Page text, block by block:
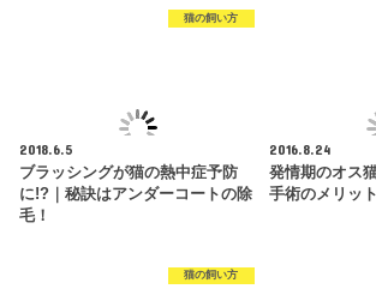
猫の飼い方
2018.6.5
ブラッシングが猫の熱中症予防
に!?｜秘訣はアンダーコートの除
毛！
2016.8.24
発情期のオス
手術のメリッ
猫の飼い方